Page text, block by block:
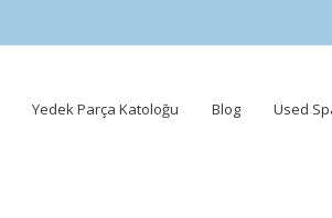
Yedek Parça Katoloğu Blog Used